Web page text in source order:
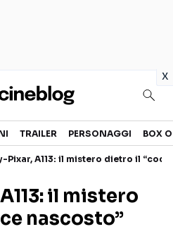
x
CANALI STREAMING
TRAILER PERSONAGGI BOX
Pixar, A113: il mistero dietro il
il mistero
nascosto”